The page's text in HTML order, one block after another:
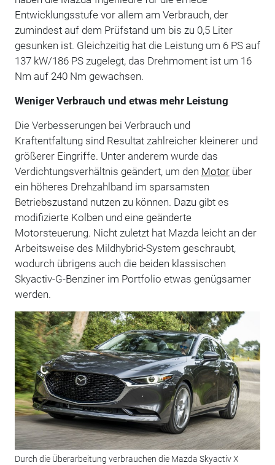
Entwicklungsstufe vor allem am Verbrauch, der
zumindest auf dem Prüfstand um bis zu 0,5 Liter
gesunken ist. Gleichzeitig hat die Leistung um 6 PS auf
137 kW/186 PS zugelegt, das Drehmoment ist um 16
Nm auf 240 Nm gewachsen.
Weniger Verbrauch und etwas mehr Leistung
Die Verbesserungen bei Verbrauch und
Kraftentfaltung sind Resultat zahlreicher kleinerer und
größerer Eingriffe. Unter anderem wurde das
Verdichtungsverhältnis geändert, um den Motorüber
ein höheres Drehzahlband im sparsamsten
Betriebszustand nutzen zu können. Dazu gibt es
modifizierte Kolben und eine geänderte
Motorsteuerung. Nicht zuletzt hat Mazda leicht an der
Arbeitsweise des Mildhybrid-System geschraubt,
wodurch übrigens auch die beiden klassischen
Skyactiv-G-Benziner im Portfolio etwas genügsamer
werden.
Durch die Überarbeitung verbrauchen die Mazda Skyactiv X